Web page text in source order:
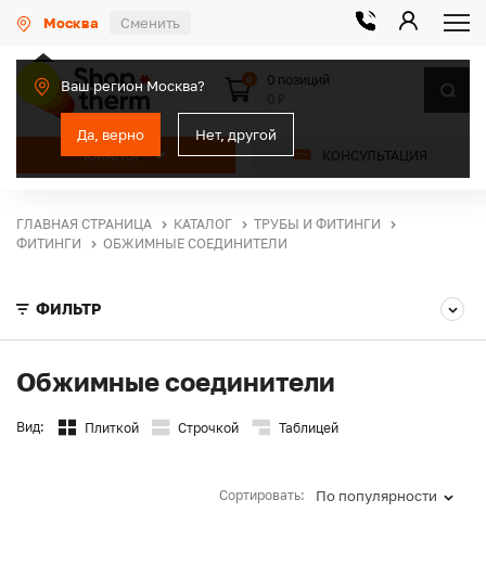
Москва Сменить
Ваш регион Москва?
Да, верно Нет, другой
КАТАЛОГ КОНСУЛЬТАЦИЯ
0
0 позиций
ГЛАВНАЯ СТРАНИЦА КАТАЛОГ
ТРУБЫ И ФИТИНГИ
ФИТИНГИ
ОБЖИМНЫЕ СОЕДИНИТЕЛИ
ФИЛЬТР
Обжимные соединители
Вид: Плиткой Строчкой Таблицей
Сортировать: По популярности